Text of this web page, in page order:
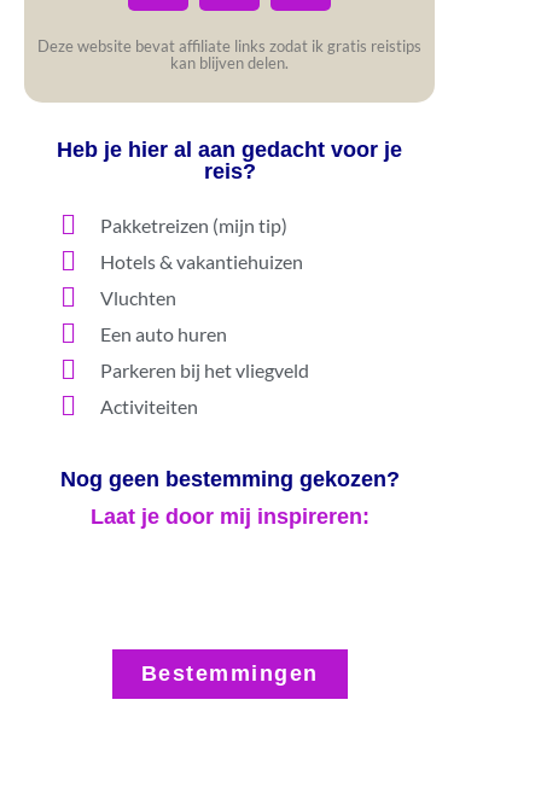
Deze website bevat affiliate links zodat ik gratis reistips
kan blijven delen.
Heb je hier al aan gedacht voor je
reis?
Pakketreizen (mijn tip)
Hotels & vakantiehuizen
Vluchten
Een auto huren
Parkeren bij het vliegveld
Activiteiten
Nog geen bestemming gekozen?
Laat je door mij inspireren:
Bestemmingen